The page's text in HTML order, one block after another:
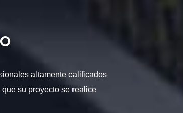
altamente calificados
su proyecto se realice